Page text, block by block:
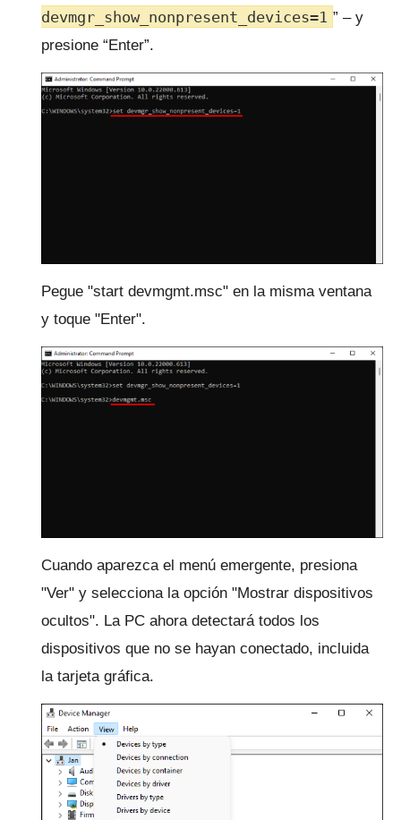
devmgr_show_nonpresent_devices=1 ” – y
presione “Enter”.
Pegue "start devmgmt.msc" en la misma ventana
y toque "Enter".
Cuando aparezca el menú emergente, presiona
"Ver" y selecciona la opción "Mostrar dispositivos
ocultos". La PC ahora detectará todos los
dispositivos que no se hayan conectado, incluida
la tarjeta gráfica.